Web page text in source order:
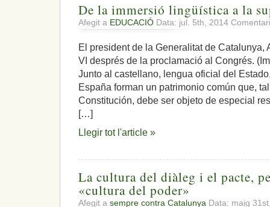
De la immersió lingüística a la
Afegit a EDUCACIÓ Data: jul. 5th, 2014
El president de la Generalitat de Catalunya,
VI després de la proclamació al Congrés.
Junto al castellano, lengua oficial del
España forman un patrimonio común que,
Constitución, debe ser objeto de especial
[…]
Llegir tot l'article »
La cultura del diàleg i el pacte,
«cultura del poder»
Afegit a sempre contra Catalunya Data: maig